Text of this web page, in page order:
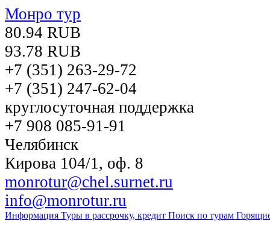
Монро тур
80.94 RUB
93.78 RUB
+7 (351) 263-29-72
+7 (351) 247-62-04
круглосуточная поддержка
+7 908 085-91-91
Челябинск
Кирова 104/1, оф. 8
monrotur@chel.surnet.ru
info@monrotur.ru
Информация Туры в рассрочку, кредит Поиск по турам